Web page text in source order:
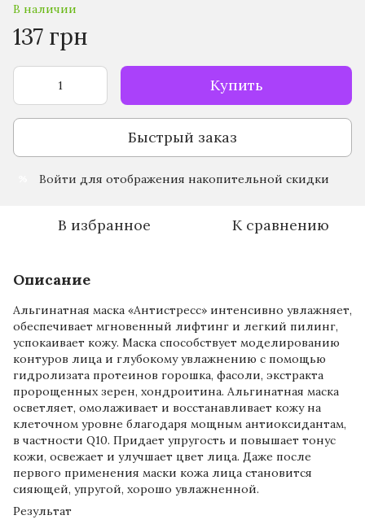
В наличии
137 грн
Купить
Быстрый заказ
Войти для отображения накопительной скидки
В избранное К сравнению
Описание
Альгинатная маска «Антистресс» интенсивно увлажняет,
обеспечивает мгновенный лифтинг и легкий пилинг,
успокаивает кожу. Маска способствует моделированию
контуров лица и глубокому увлажнению с помощью
гидролизата протеинов горошка, фасоли, экстракта
пророщенных зерен, хондроитина. Альгинатная маска
осветляет, омолаживает и восстанавливает кожу на
клеточном уровне благодаря мощным антиоксидантам,
в частности Q10. Придает упругость и повышает тонус
кожи, освежает и улучшает цвет лица. Даже после
первого применения маски кожа лица становится
сияющей, упругой, хорошо увлажненной.
Результат